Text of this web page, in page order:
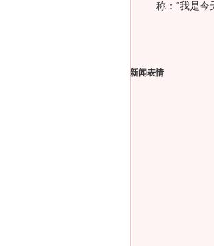
称：“我是
新闻表情